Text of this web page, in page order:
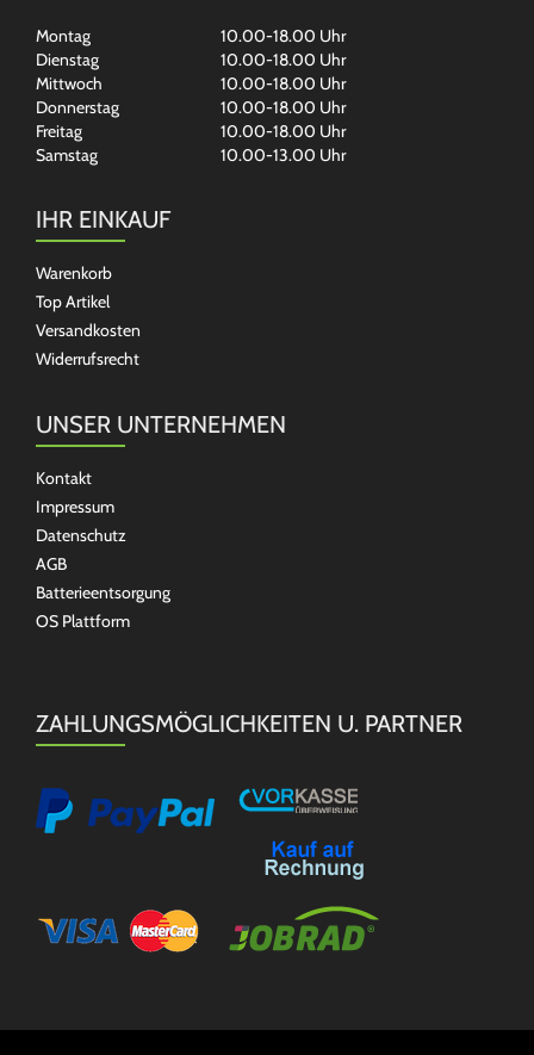
Montag
10.00-18.00 Uhr
Dienstag
10.00-18.00 Uhr
Mittwoch
10.00-18.00 Uhr
Donnerstag
10.00-18.00 Uhr
Freitag
10.00-18.00 Uhr
Samstag
10.00-13.00 Uhr
IHR EINKAUF
Warenkorb
Top Artikel
Versandkosten
Widerrufsrecht
UNSER UNTERNEHMEN
Kontakt
Impressum
Datenschutz
AGB
Batterieentsorgung
OS Plattform
ZAHLUNGSMÖGLICHKEITEN U. PARTNER